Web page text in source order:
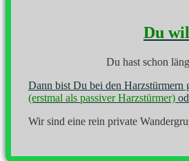
Du
Du hast schon
Dann bist Du bei den
(erstmal als passiver Harzstürmer)
Wir sind eine rein private